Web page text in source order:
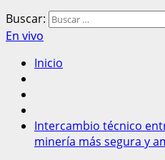
Buscar:
En vivo
Inicio
Intercambio técnico
minería más segura y